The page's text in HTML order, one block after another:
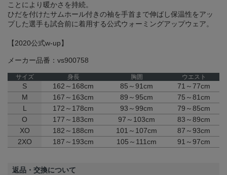
ことにより暖かさを持続。
ひだを付けたサムホール付きの袖を手首まで伸ばし保温性をアッ
プした選手も試合前に着用する公式ウォーミングアップウェア。
【2020公式w-up】
メーカー品番：vs900758
サイズ 身長 胸囲 ウエスト
S 162～168cm 85～91cm
71～77cm
M
167～163cm 89～95cm
75～81cm
L
172～178cm 93～99cm
79～85cm
O
177～183cm 97～103cm
83～89cm
XO
182～188cm 101～107cm
87～93cm
2XO
187～193cm 105～111cm 91～97cm
返品・交換について